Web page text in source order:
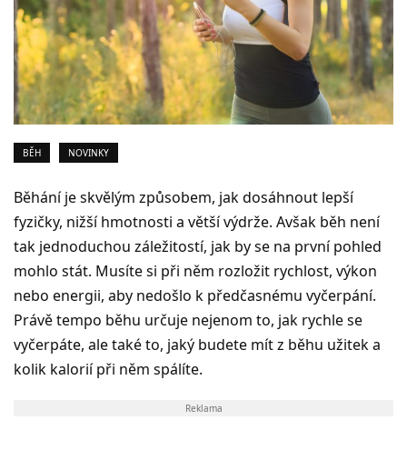
BĚH NOVINKY
Běhání je skvělým způsobem, jak dosáhnout lepší
fyzičky, nižší hmotnosti a větší výdrže. Avšak běh není
tak jednoduchou záležitostí, jak by se na první pohled
mohlo stát. Musíte si při něm rozložit rychlost, výkon
nebo energii, aby nedošlo k předčasnému vyčerpání.
Právě tempo běhu určuje nejenom to, jak rychle se
vyčerpáte, ale také to, jaký budete mít z běhu užitek a
kolik kalorií při něm spálíte.
Reklama